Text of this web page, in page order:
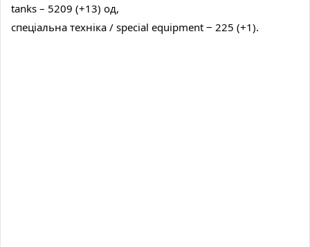
tanks – 5209 (+13) од,
спеціальна техніка / special equipment ‒ 225 (+1).